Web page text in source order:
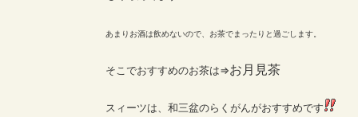
あまりお酒は飲めないので、お茶でまったりと過ごします。
そこでおすすめのお茶は⇒お月見茶
スィーツは、和三盆のらくがんがおすすめです